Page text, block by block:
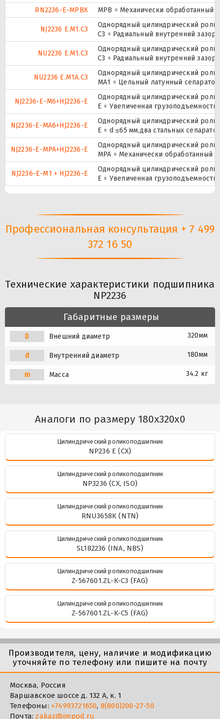
RN2236-E-MPBX
MPB = Механически обработанный
NJ2236 E.M1.C3
Однорядный цилиндрический
C3 = Радиальный внутренний
NU2236 E.M1.C3
Однорядный цилиндрический
C3 = Радиальный внутренний
NU2236 E.M1A.C3
Однорядный цилиндрический
МА1 = Цельный латунный
NJ2236-E-M6+HJ2236-E
Однорядный цилиндрический
E = Увеличенная
NJ2236-E-MA6+HJ2236-E
Однорядный цилиндрический
E = d ≤65 мм,два стальных
NJ2236-E-MPA+HJ2236-E
Однорядный цилиндрический
MPA = Механически обработанный
NJ2236-E-M1 + HJ2236-E
Однорядный цилиндрический
E = Увеличенная
Профессиональная консультация + 7 499
372 16 50
Технические характеристики подшипника
NP2236
Габаритные размеры
D Внешний диаметр 320мм
d Внутренний диаметр 180мм
m Масса 34.2 кг
Аналоги по размеру 180x320x0
Цилиндрический роликоподшипник
NP236 E (CX)
Цилиндрический роликоподшипник
NP3236 (CX, ISO)
Цилиндрический роликоподшипник
RNU3658K (NTN)
Цилиндрический роликоподшипник
SL182236 (INA, NBS)
Цилиндрический роликоподшипник
Z-567601.ZL-K-C3 (FAG)
Цилиндрический роликоподшипник
Z-567601.ZL-K-C5 (FAG)
Производителя, цену, наличие и модификацию
уточняйте по телефону или пишите на почту
Москва, Россия
Варшавское шоссе д. 132 А, к. 1
Телефоны: +74993721650, 8(800)200-27-50
Почта:zakaz@impod.ru